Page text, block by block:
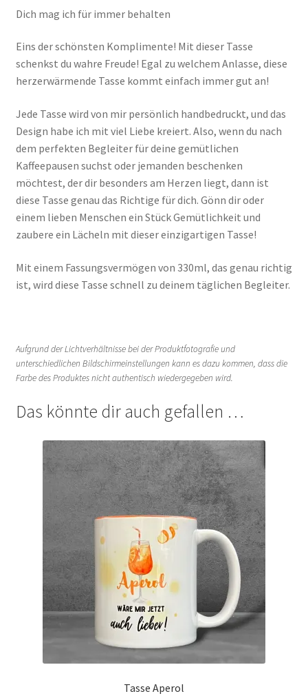
Dich mag ich für immer behalten
Eins der schönsten Komplimente! Mit dieser Tasse
schenkst du wahre Freude! Egal zu welchem Anlasse, diese
herzerwärmende Tasse kommt einfach immer gut an!
Jede Tasse wird von mir persönlich handbedruckt, und das
Design habe ich mit viel Liebe kreiert. Also, wenn du nach
dem perfekten Begleiter für deine gemütlichen
Kaffeepausen suchst oder jemanden beschenken
möchtest, der dir besonders am Herzen liegt, dann ist
diese Tasse genau das Richtige für dich. Gönn dir oder
einem lieben Menschen ein Stück Gemütlichkeit und
zaubere ein Lächeln mit dieser einzigartigen Tasse!
Mit einem Fassungsvermögen von 330ml, das genau richtig
ist, wird diese Tasse schnell zu deinem täglichen Begleiter.
Aufgrund der Lichtverhältnisse bei der Produktfotografie und
unterschiedlichen Bildschirmeinstellungen kann es dazu kommen, dass die
Farbe des Produktes nicht authentisch wiedergegeben wird.
Das könnte dir auch gefallen …
Tasse Aperol